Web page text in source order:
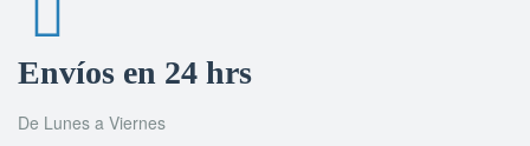
Envíos en 24 hrs
De Lunes a Viernes